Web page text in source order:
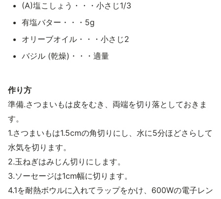
(A)塩こしょう・・・小さじ1/3
有塩バター・・・5g
オリーブオイル・・・小さじ2
バジル (乾燥)・・・適量
作り方
準備.さつまいもは皮をむき、両端を切り落としておきま
す。
1.さつまいもは1.5cmの角切りにし、水に5分ほどさらして
水気を切ります。
2.玉ねぎはみじん切りにします。
3.ソーセージは1cm幅に切ります。
4.1を耐熱ボウルに入れてラップをかけ、600Wの電子レン